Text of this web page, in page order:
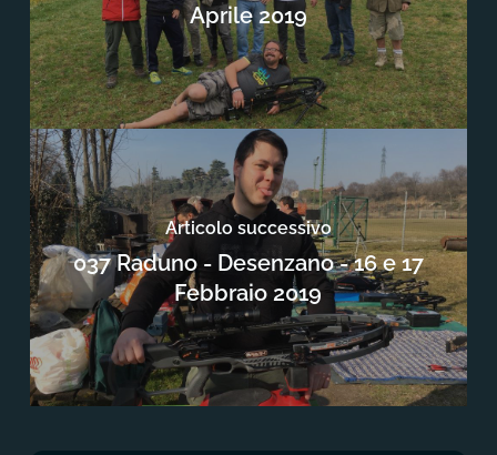
Aprile 2019
Articolo successivo
037 Raduno - Desenzano - 16 e 17
Febbraio 2019